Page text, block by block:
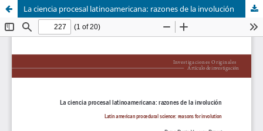
La ciencia procesal latinoamericana: razones de la involución